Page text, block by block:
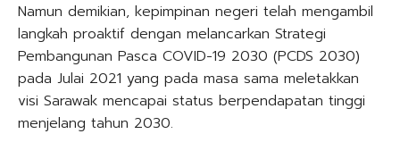
Namun demikian, kepimpinan negeri telah mengambil
langkah proaktif dengan melancarkan Strategi
Pembangunan Pasca COVID-19 2030 (PCDS 2030)
pada Julai 2021 yang pada masa sama meletakkan
visi Sarawak mencapai status berpendapatan tinggi
menjelang tahun 2030.